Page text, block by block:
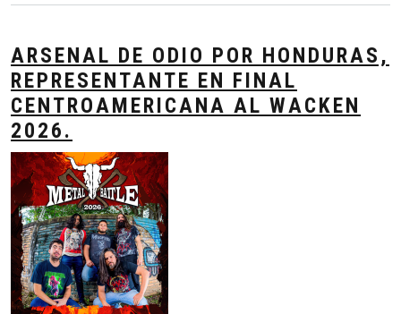
ARSENAL DE ODIO POR HONDURAS,
REPRESENTANTE EN FINAL
CENTROAMERICANA AL WACKEN
2026.